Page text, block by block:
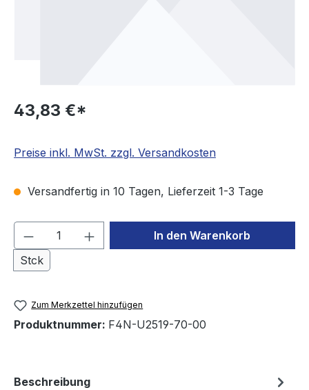
43,83 €*
Preise inkl. MwSt. zzgl. Versandkosten
Versandfertig in 10 Tagen, Lieferzeit 1-3 Tage
Produkt Anzahl: Gib den
Stck
In den Warenkorb
Zum Merkzettel hinzufügen
Produktnummer: F4N-U2519-70-00
Beschreibung